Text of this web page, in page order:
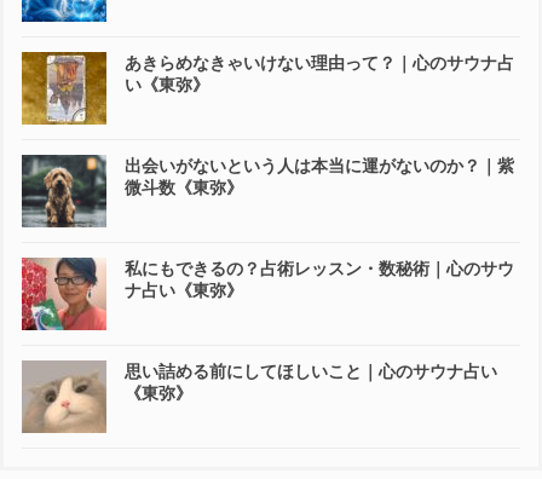
あきらめなきゃいけない理由って？｜心のサウナ占
い《東弥》
出会いがないという人は本当に運がないのか？｜紫
微斗数《東弥》
私にもできるの？占術レッスン・数秘術｜心のサウ
ナ占い《東弥》
思い詰める前にしてほしいこと｜心のサウナ占い
《東弥》